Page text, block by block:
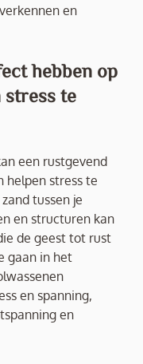
en
hebben op
stress te
een rustgevend
helpen stress te
tussen je
en structuren kan
de geest tot rust
gaan in het
en spanning,
en